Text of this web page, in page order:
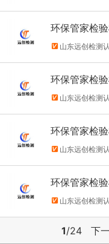
环保管家检
山东远创检测
环保管家检
算 山东远创检测
环保管家检
山东远创检测
环保管家检
山东远创检测
1/24 下